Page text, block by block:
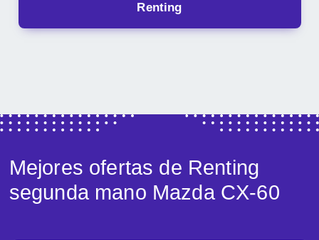
Renting
Mejores ofertas de Renting
segunda mano Mazda CX-60